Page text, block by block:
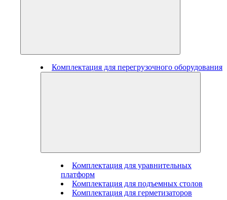
Комплектация для перегрузочного оборудования
Комплектация для уравнительных
платформ
Комплектация для подъемных столов
Комплектация для герметизаторов